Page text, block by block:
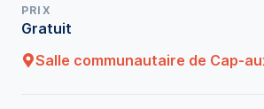
PRIX
Gratuit
Salle communautaire de Cap-